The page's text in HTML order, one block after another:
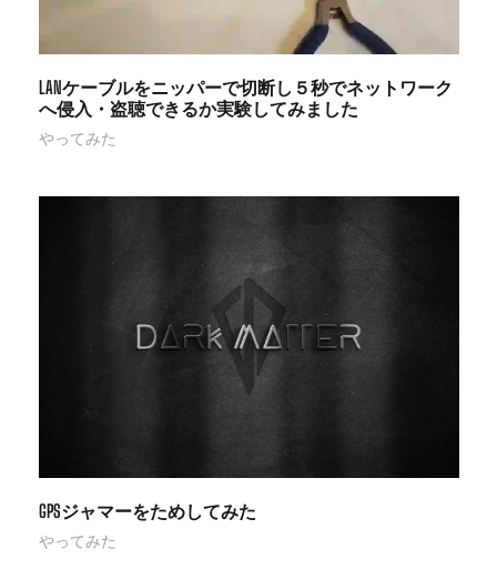
LANケーブルをニッパーで切断し５秒でネットワーク
へ侵入・盗聴できるか実験してみました
やってみた
GPSジャマーをためしてみた
やってみた